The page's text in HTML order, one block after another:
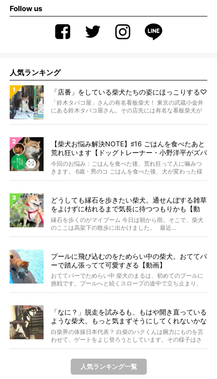
Follow us
人気ランキング
「店番」をしている柴犬たちの姿にほっこりする♡
「鈴木タバコ屋」さんの有名看板柴犬！ 東京の武蔵小金井
にある鈴木タバコ屋さん。その店先には有名な看板柴犬が
【柴犬お悩み解決NOTE】♯16 ごはんを食べたあと
荒れ狂います【ドッグトレーナー・小野洋平がズバ
リ回答】
今回のお悩み：ごはんを食べた後、荒れ狂って人に噛みつ
きます。 6歳・男のコ ごはんを食べた後、犬が変わった様
に...
どうしても縁石を歩きたい柴犬。通せんぼする雑草
をよけずに枯れるまで気長に待つつもりかも【動
画】
縁石を歩くのがマイブーム 今日は朝から雨。そこで、柴犬
のここは高架下の散歩に出かけました。 最近...
プールに飛び込むのをためらい中の柴犬。おててパ
ーで踏ん張ってて可愛すぎる【動画】
おててパーでためらい中 柴犬のまるは、初めてのプールに
挑戦です。プールへと続くスロープの途中で立ち止まり、
前足...
「なに？」脱走を試みるも、もはや開き直っている
ような柴犬。もっと気まずそうにしてくれないかな
ぁ…！【動画あり】
白柴界の体操日本代表？ 白柴のハクくんは腕力にものを言
わせて、ゲートをよじ登ろうとしています。その様子はさ
なが...
人気ランキング一覧